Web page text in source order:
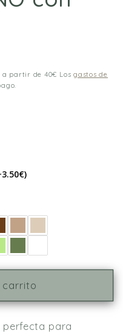
a partir de 40€ Losgastos de
perfecta para